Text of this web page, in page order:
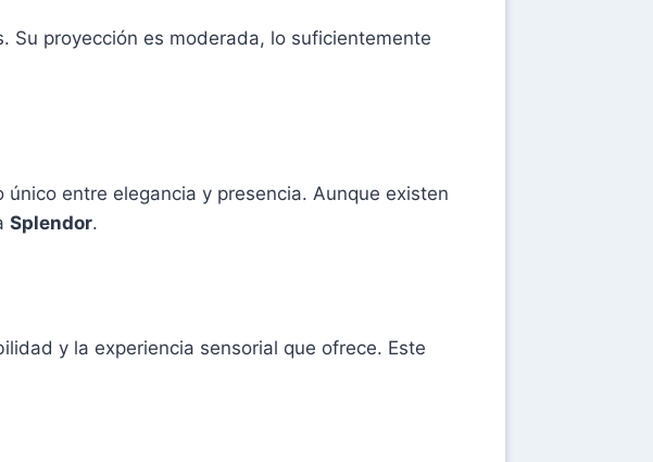
Su proyección es moderada, lo suficientemente
entre elegancia y presencia. Aunque existen
Splendor.
y la experiencia sensorial que ofrece. Este